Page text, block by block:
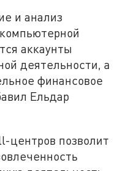
и анализ
аккаунты
деятельности, а
финансовое
Ельдар
центров позволит